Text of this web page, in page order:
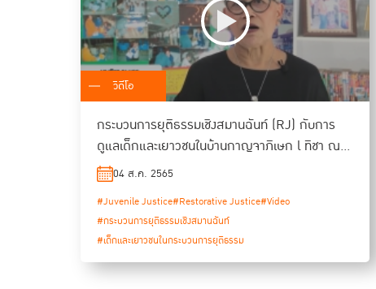
วิดีโอ
กระบวนการยุติธรรมเชิงสมานฉันท์ (RJ) กับการ
ดูแลเด็กและเยาวชนในบ้านกาญจาภิเษก l ทิชา ณ
นคร04 ส.ค. 2565
#Juvenile Justice#Restorative Justice#Video
#กระบวนการยุติธรรมเชิงสมานฉันท์
#เด็กและเยาวชนในกระบวนการยุติธรรม